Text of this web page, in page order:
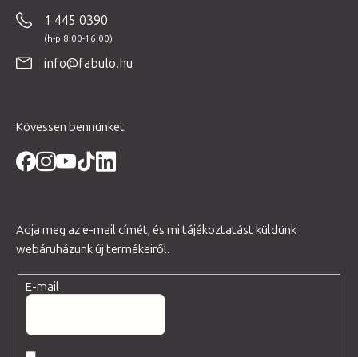
1 445 0390
info@fabulo.hu
Kövessen bennünket
Adja meg az e-mail címét, és mi tájékoztatást küldünk
webáruházunk új termékeiről.
E-mail